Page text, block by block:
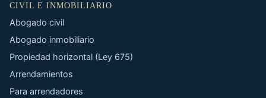
CIVIL E INMOBILIARIO
Abogado civil
Abogado inmobiliario
Propiedad horizontal (Ley 675)
Arrendamientos
Para arrendadores